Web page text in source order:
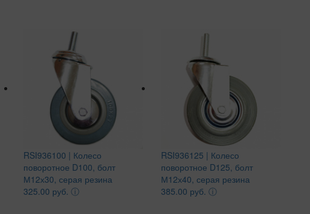
RSI936100 | Колесо
поворотное D100, болт
М12х30, серая резина
325.00 руб. ⓘ
RSI936125 | Колесо
поворотное D125, болт
М12х40, серая резина
385.00 руб. ⓘ